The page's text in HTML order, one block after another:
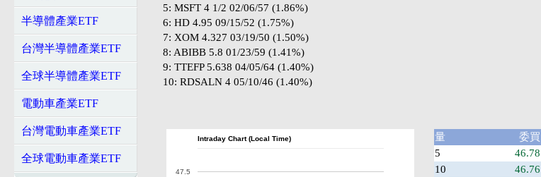
半導體產業ETF
台灣半導體產業ETF
全球半導體產業ETF
電動車產業ETF
台灣電動車產業ETF
全球電動車產業ETF
5: MSFT 4 1/2 02/06/57 (1.86%)
6: HD 4.95 09/15/52 (1.75%)
7: XOM 4.327 03/19/50 (1.50%)
8: ABIBB 5.8 01/23/59 (1.41%)
9: TTEFP 5.638 04/05/64 (1.40%)
10: RDSALN 4 05/10/46 (1.40%)
Intraday Chart (Local Time)
47.5
量 委買
5
46.78
10
46.76